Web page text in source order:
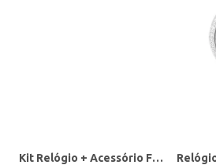
Kit Relógio + Acessório Feminino DOURADO